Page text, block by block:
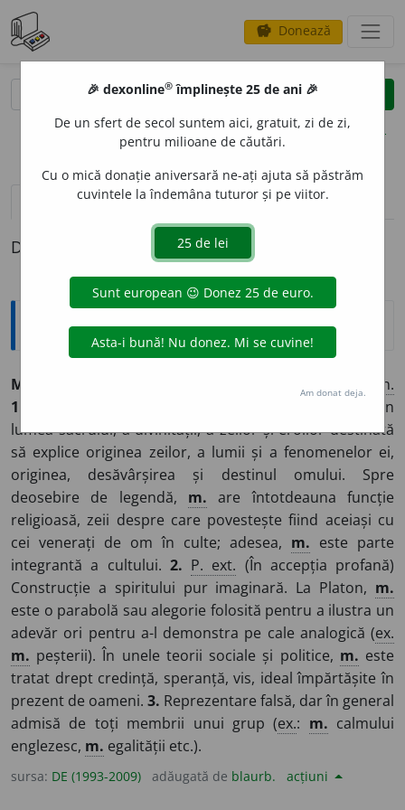
savings Donează
clear
opțiuni
definiții (1) pronunțievolume_up (50)
Definiția cu ID-ul 690060:
Enciclopedice
MIT
s. n.
1.
(În sens propriu; accepție religioasă) Povestire din
lumea sacrului, a divinității, a zeilor și eroilor destinată
să explice originea zeilor, a lumii și a fenomenelor ei,
originea, desăvârșirea și destinul omului. Spre
deosebire de legendă, m. are întotdeauna funcție
religioasă, zeii despre care povestește fiind aceiași cu
cei venerați de om în culte; adesea, m. este parte
integrantă a cultului. 2. P. ext. (În accepția profană)
Construcție a spiritului pur imaginară. La Platon, m.
este o parabolă sau alegorie folosită pentru a ilustra un
adevăr ori pentru a-l demonstra pe cale analogică (ex.
m. peșterii). În unele teorii sociale și politice, m. este
tratat drept credință, speranță, vis, ideal împărtășite în
prezent de oameni. 3. Reprezentare falsă, dar în general
admisă de toți membrii unui grup (ex.: m. calmului
englezesc, m. egalității etc.).
sursa: DE (1993-2009) adăugată de blaurb. acțiuni
🎉 dexonline® împlinește 25 de ani 🎉
De un sfert de secol suntem aici, gratuit, zi de zi,
pentru milioane de căutări.
Cu o mică donație aniversară ne-ați ajuta să păstrăm
cuvintele la îndemâna tuturor și pe viitor.
Am donat deja.